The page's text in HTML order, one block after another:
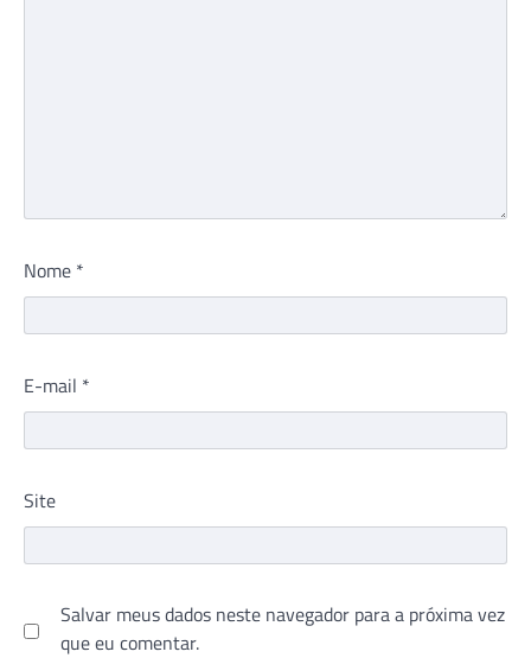
Nome *
E-mail *
Site
Salvar meus dados neste navegador para a próxima vez
que eu comentar.